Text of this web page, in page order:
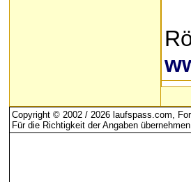
Copyright © 2002 / 2026 laufspass.com,
Für die Richtigkeit der Angaben